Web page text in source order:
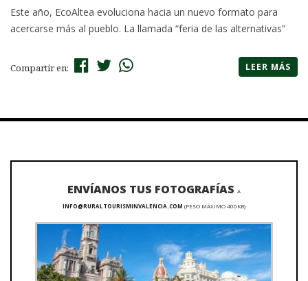
Este año, EcoAltea evoluciona hacia un nuevo formato para
acercarse más al pueblo. La llamada “feria de las alternativas”
Compartir en: LEER MÁS
ENVÍANOS TUS FOTOGRAFÍAS A
INFO@RURALTOURISMINVALENCIA.COM (PESO MÁXIMO 400KB)